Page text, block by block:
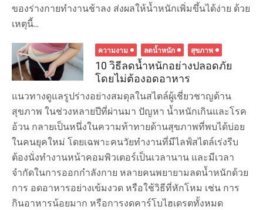
ของร่างกายทำงานช้าลง ส่งผลให้น้ำหนักเพิ่มขึ้นได้ง่าย ด้วย
เหตุนี้...
ความงาม ลดน้ำหนัก สุขภาพ
10 วิธีลดน้ำหนักอย่างปลอดภัย
โดยไม่ต้องอดอาหาร
แนวทางดูแลรูปร่างอย่างสมดุลในสไตล์ผู้เชี่ยวชาญด้าน
สุขภาพ ในช่วงหลายปีที่ผ่านมา ปัญหา น้ำหนักเกินและโรค
อ้วน กลายเป็นหนึ่งในความท้าทายด้านสุขภาพที่พบได้บ่อย
ในคนยุคใหม่ โดยเฉพาะคนวัยทำงานที่มีไลฟ์สไตล์เร่งรีบ
ต้องนั่งทำงานหน้าคอมพิวเตอร์เป็นเวลานาน และมีเวลา
จำกัดในการออกกำลังกาย หลายคนพยายามลดน้ำหนักด้วย
การ อดอาหารอย่างเข้มงวด หรือใช้วิธีที่หักโหม เช่น การ
กินอาหารน้อยมาก หรือการงดคาร์โบไฮเดรตทั้งหมด